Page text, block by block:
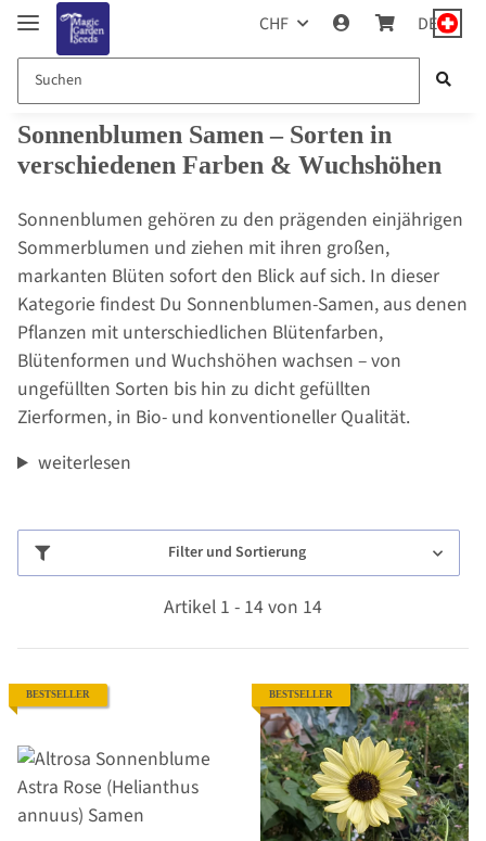
CHF DE
Sonnenblumen Samen – Sorten in
verschiedenen Farben & Wuchshöhen
Sonnenblumen gehören zu den prägenden einjährigen
Sommerblumen und ziehen mit ihren großen,
markanten Blüten sofort den Blick auf sich. In dieser
Kategorie findest Du Sonnenblumen-Samen, aus denen
Pflanzen mit unterschiedlichen Blütenfarben,
Blütenformen und Wuchshöhen wachsen – von
ungefüllten Sorten bis hin zu dicht gefüllten
Zierformen, in Bio- und konventioneller Qualität.
weiterlesen
Filter und Sortierung
Artikel 1 - 14 von 14
BESTSELLER BESTSELLER